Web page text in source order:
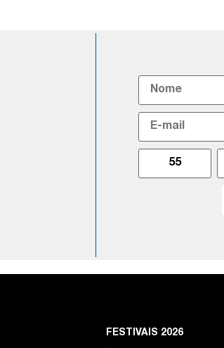
FESTIVAIS 2026